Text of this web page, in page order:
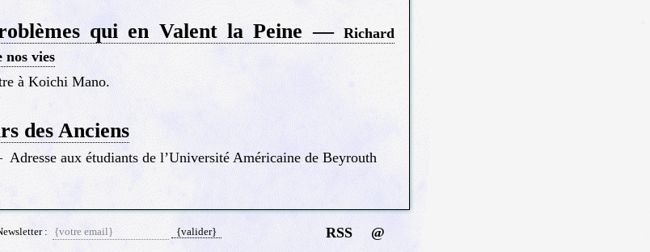
qui en Valent la Peine —Richard
nos vies
à Koichi Mano.
des Anciens
Adresse aux étudiants de l’Université Américaine de Beyrouth
: RSS @